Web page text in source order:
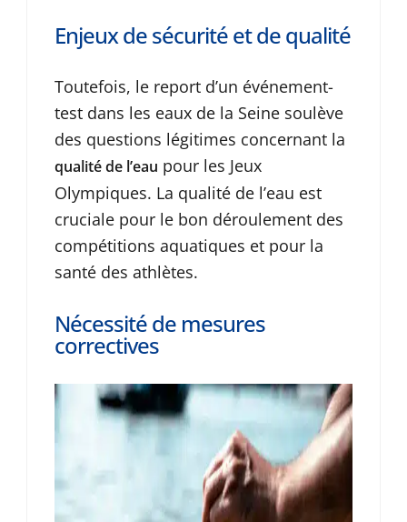
Enjeux de sécurité et de qualité
Toutefois, le report d’un événement-
test dans les eaux de la Seine soulève
des questions légitimes concernant la
qualité de l’eau pour les Jeux
Olympiques. La qualité de l’eau est
cruciale pour le bon déroulement des
compétitions aquatiques et pour la
santé des athlètes.
Nécessité de mesures
correctives